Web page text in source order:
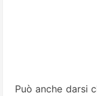
Può anche darsi